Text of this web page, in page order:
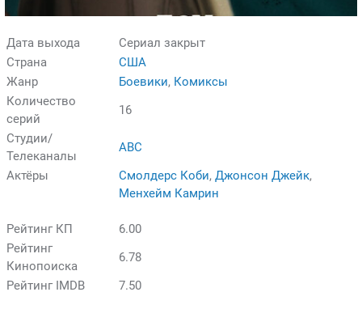
Дата выхода
Сериал закрыт
Страна
США
Жанр
Боевики, Комиксы
Количество
серий
16
Студии/
Телеканалы
ABC
Актёры
Смолдерс Коби, Джонсон Джейк,
Менхейм Камрин
Рейтинг КП
6.00
Рейтинг
Кинопоиска
6.78
Рейтинг IMDB
7.50